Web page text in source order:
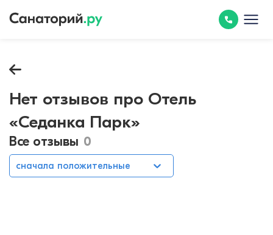
Нет отзывов про Отель
«Седанка Парк»
Все отзывы 0
сначала положительные